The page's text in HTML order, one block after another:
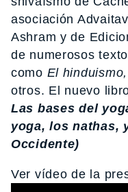
asociación
Ashram y de
de numerosos
como El
otros. El nuevo
Las bases del
yoga, los nathas,
Occidente)
Ver vídeo de la